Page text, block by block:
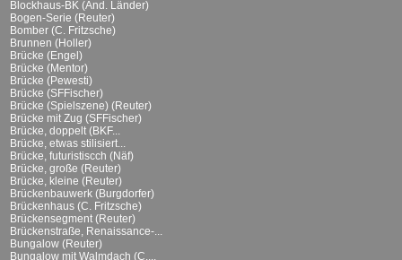
Blockhaus-BK (And. Länder)
Bogen-Serie (Reuter)
Bomber (C. Fritzsche)
Brunnen (Holler)
Brücke (Engel)
Brücke (Mentor)
Brücke (Pewesti)
Brücke (SFFischer)
Brücke (Spielszene) (Reuter)
Brücke mit Zug (SFFischer)
Brücke, doppelt (BKF...
Brücke, etwas stilisiert...
Brücke, futuristiscch (Näf)
Brücke, große (Reuter)
Brücke, kleine (Reuter)
Brückenbauwerk (Burgdorfer)
Brückenhaus (C. Fritzsche)
Brückensegment (Reuter)
Brückenstraße, Renaissance-...
Bungalow (Reuter)
Bungalow mit Walmdach (C....